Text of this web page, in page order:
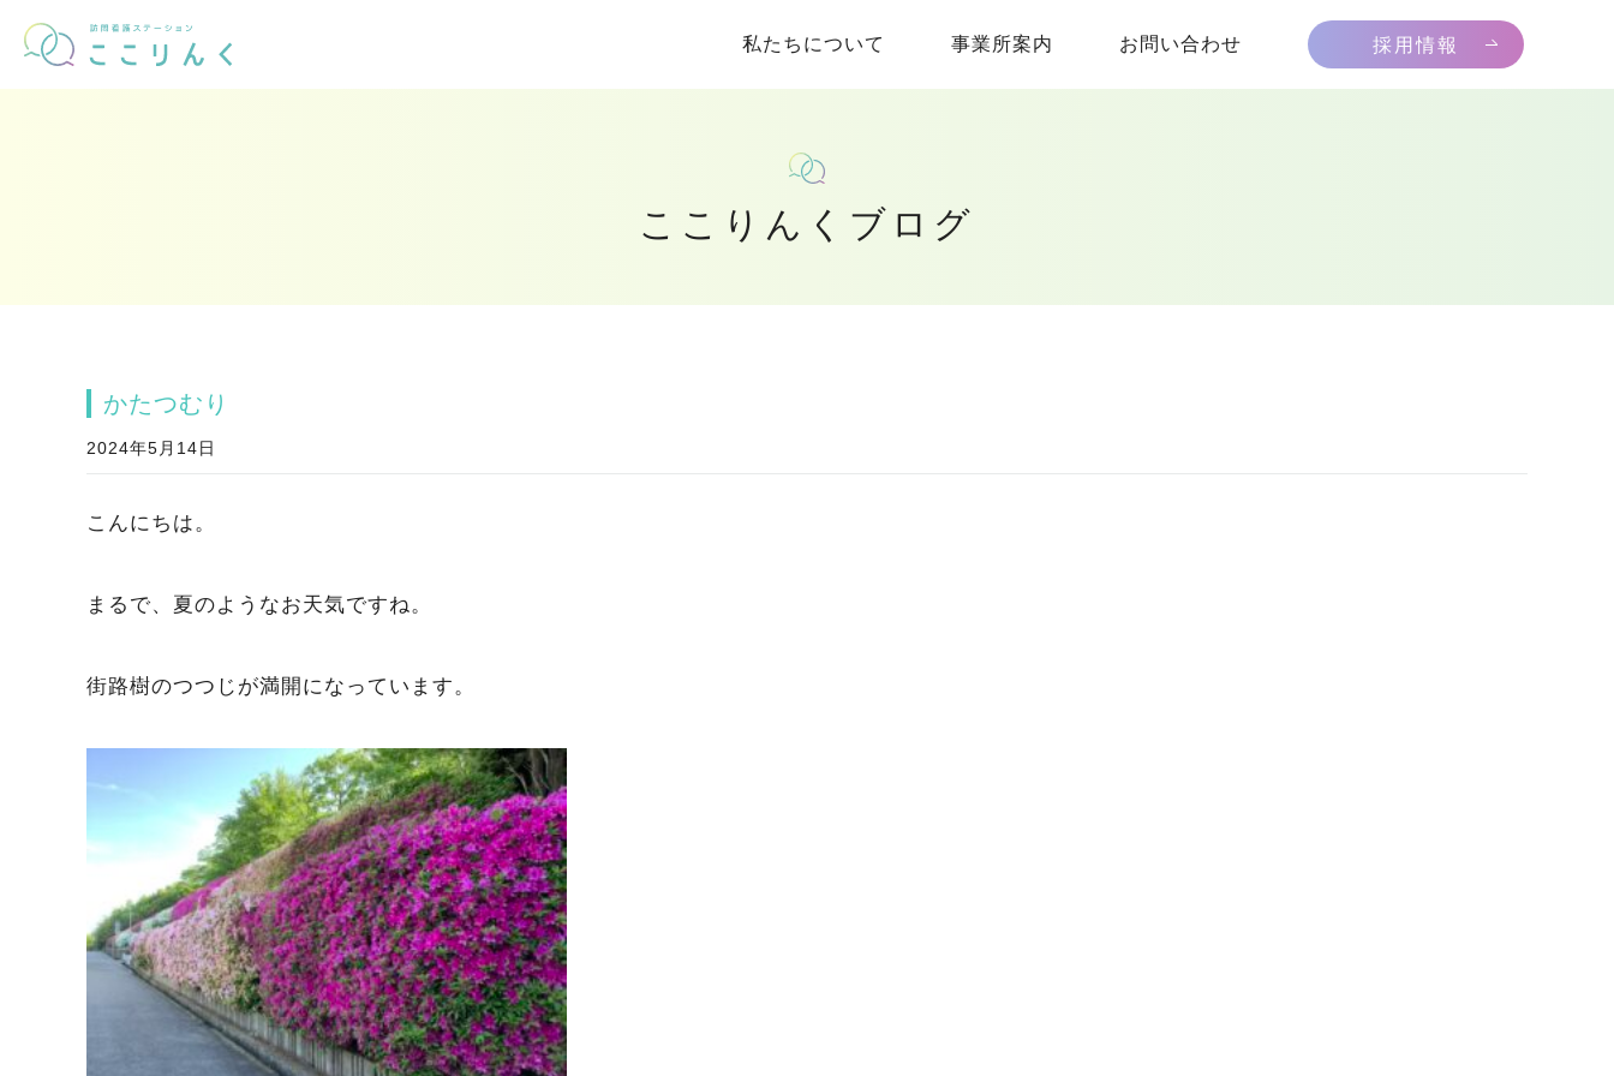
私たちについて 事業所案内 お問い合わせ 採用情報
ここりんくブログ
かたつむり
2024年5月14日
こんにちは。
まるで、夏のようなお天気ですね。
街路樹のつつじが満開になっています。